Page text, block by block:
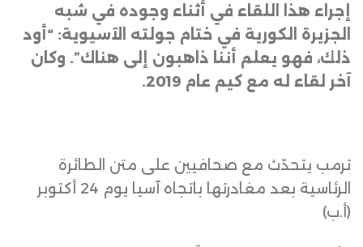
إجراء هذا اللقاء في أثناء وجوده في شبه
الجزيرة الكورية في ختام جولته الآسيوية: “أود
ذلك، فهو يعلم أننا ذاهبون إلى هناك”. وكان
آخر لقاء له مع كيم عام 2019
.
ترمب يتحدّث مع صحافيين على متن الطائرة
الرئاسية بعد مغادرتها باتجاه آسيا يوم 24 أكتوبر
(أ.ب)